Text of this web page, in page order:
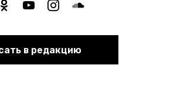
odnoklassniki
youtubeinstagramsoundcloud
в редакцию